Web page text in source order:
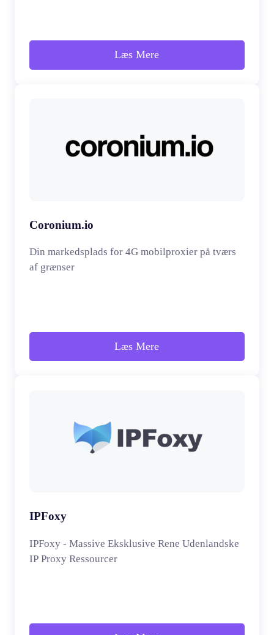
Læs Mere
Coronium.io
Din markedsplads for 4G mobilproxier på tværs
af grænser
Læs Mere
IPFoxy
IPFoxy - Massive Eksklusive Rene Udenlandske
IP Proxy Ressourcer